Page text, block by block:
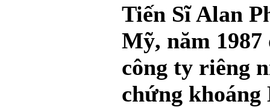
Tiến Sĩ Alan
Mỹ, năm
công ty riêng
chứng